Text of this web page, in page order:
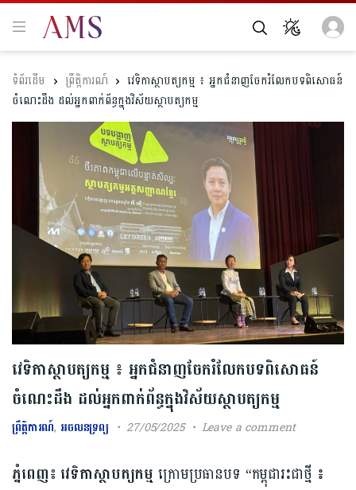
ព្រឹត្តិការណ៍
វេទិកាស្ថាបត្យកម្ម ៖ អ្នកជំនាញចែករំលែកបទពិសោធន៍
ចំណេះដឹង ដល់អ្នកពាក់ព័ន្ធក្នុងវិស័យស្ថាបត្យកម្ម
វេទិកាស្ថាបត្យកម្ម ៖ អ្នកជំនាញចែករំលែកបទពិសោធន៍
ចំណេះដឹង ដល់អ្នកពាក់ព័ន្ធក្នុងវិស័យស្ថាបត្យកម្ម
ព្រឹត្តិការណ៍, អចលនទ្រព្យ 27/05/2025 Leave a comment
ភ្នំពេញ៖ វេទិកាស្ថាបត្យកម្មក្រោមប្រធានបទ “កម្ពុជារះជាថ្មី ៖